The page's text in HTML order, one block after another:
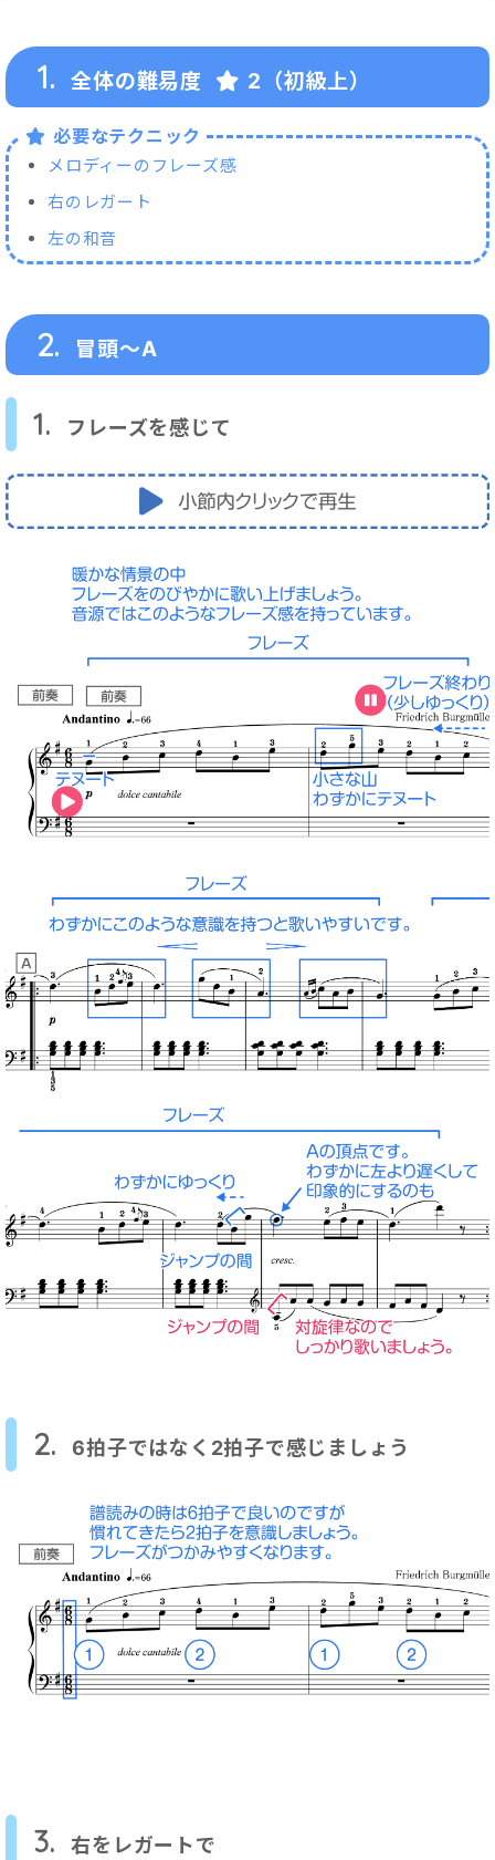
1. 全体の難易度 2（初級上）
必要なテクニック
メロディーのフレーズ感
右のレガート
左の和音
2. 冒頭～A
1. フレーズを感じて
2. 6拍子ではなく2拍子で感じましょう
3. 右をレガートで